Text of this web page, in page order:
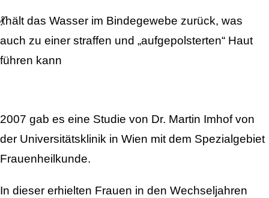
💃hält das Wasser im Bindegewebe zurück, was
auch zu einer straffen und „aufgepolsterten“ Haut
führen kann
2007 gab es eine Studie von Dr. Martin Imhof von
der Universitätsklinik in Wien mit dem Spezialgebiet
Frauenheilkunde.
In dieser erhielten Frauen in den Wechseljahren